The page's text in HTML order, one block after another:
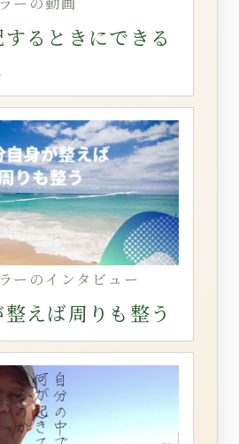
るときにできる
ーのインタビュー
えば周りも整う